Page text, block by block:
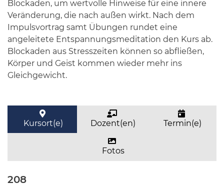
Blockaden, um wertvolle Hinweise für eine innere
Veränderung, die nach außen wirkt. Nach dem
Impulsvortrag samt Übungen rundet eine
angeleitete Entspannungsmeditation den Kurs ab.
Blockaden aus Stresszeiten können so abfließen,
Körper und Geist kommen wieder mehr ins
Gleichgewicht.
Kursort(e) Dozent(en) Termin(e)
Fotos
208